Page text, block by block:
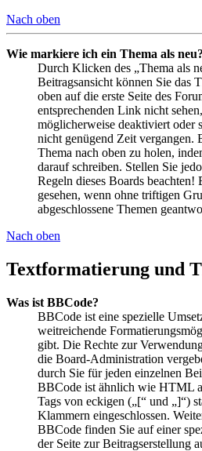
Nach oben
Wie markiere ich ein Thema als neu?
Durch Klicken des „Thema als
Beitragsansicht können Sie das
oben auf die erste Seite des
entsprechenden Link nicht
möglicherweise deaktiviert oder
nicht genügend Zeit vergangen.
Thema nach oben zu holen,
darauf schreiben. Stellen Sie
Regeln dieses Boards
gesehen, wenn ohne triftigen
abgeschlossene Themen
Nach oben
Textformatierung und
Was ist BBCode?
BBCode ist eine spezielle
weitreichende
gibt. Die Rechte zur
die Board-Administration
durch Sie für jeden einzelnen
BBCode ist ähnlich wie HTML
Tags von eckigen („[“ und „]“)
Klammern eingeschlossen.
BBCode finden Sie auf einer
der Seite zur Beitragserstellung